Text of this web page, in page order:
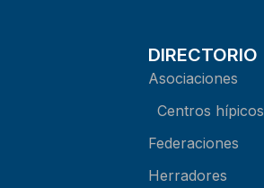
DIRECTORIO
Asociaciones
Centros hípicos
Federaciones
Herradores